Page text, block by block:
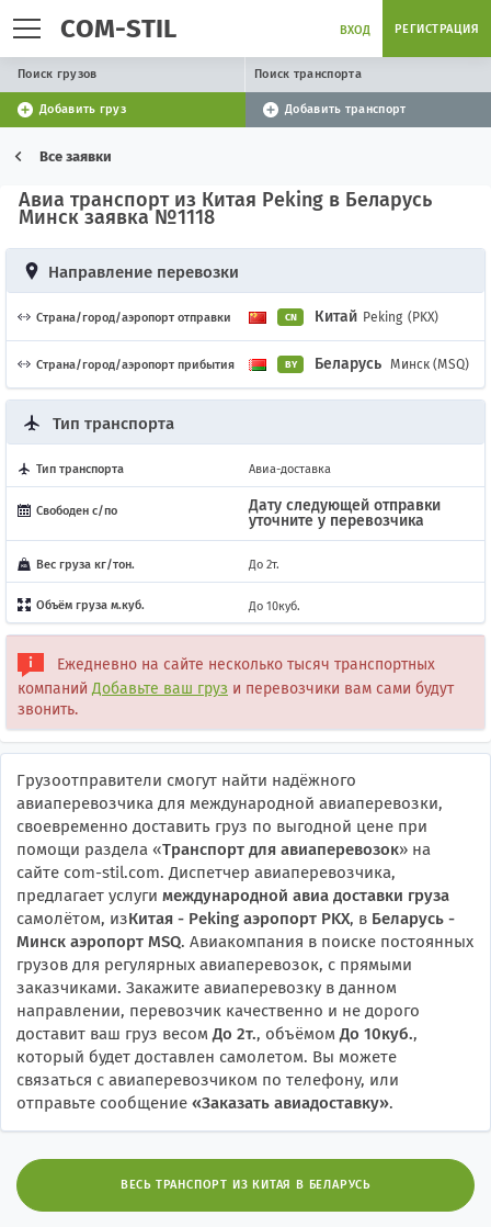
COM-STIL ВХОД РЕГИСТРАЦИЯ
Поиск грузов Поиск транспорта
Добавить груз Добавить транспорт
Все заявки
Авиа транспорт из Китая Peking в Беларусь
Минск заявка №1118
Направление перевозки
Страна/город/аэропорт отправки CN Китай Peking (PKX)
Страна/город/аэропорт прибытия BY Беларусь Минск (MSQ)
Тип транспорта
Тип транспорта Авиа-доставка
Свободен с/по
Дату следующей отправки
уточните у перевозчика
Вес груза кг/тон. До 2т.
Объём груза м.куб. До 10куб.
Ежедневно на сайте несколько тысяч транспортных
компанийДобавьте ваш груз и перевозчики вам сами будут
звонить.
Грузоотправители смогут найти надёжного
авиаперевозчика для международной авиаперевозки,
своевременно доставить груз по выгодной цене при
помощи раздела «Транспорт для авиаперевозок» на
сайте com-stil.com. Диспетчер авиаперевозчика,
предлагает услуги международной авиа доставки груза
самолётом, изКитая - Peking аэропорт PKX, в Беларусь -
Минск аэропорт MSQ. Авиакомпания в поиске постоянных
грузов для регулярных авиаперевозок, с прямыми
заказчиками. Закажите авиаперевозку в данном
направлении, перевозчик качественно и не дорого
доставит ваш груз весомДо 2т., объёмомДо 10куб.,
который будет доставлен самолетом. Вы можете
связаться с авиаперевозчиком по телефону, или
отправьте сообщение «Заказать авиадоставку».
ВЕСЬ ТРАНСПОРТ ИЗ КИТАЯ В БЕЛАРУСЬ